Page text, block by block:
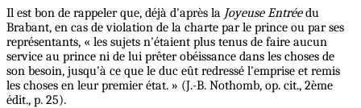
Il est bon de rappeler que, déjà d'après la Joyeuse Entréedu
Brabant, en cas de violation de la charte par le prince ou par ses
représentants, « les sujets n'étaient plus tenus de faire aucun
service au prince ni de lui prêter obéissance dans les choses de
son besoin, jusqu'à ce que le duc eût redressé l'emprise et remis
les choses en leur premier état. » (J.-B. Nothomb, op. cit., 2ème
édit., p. 25).